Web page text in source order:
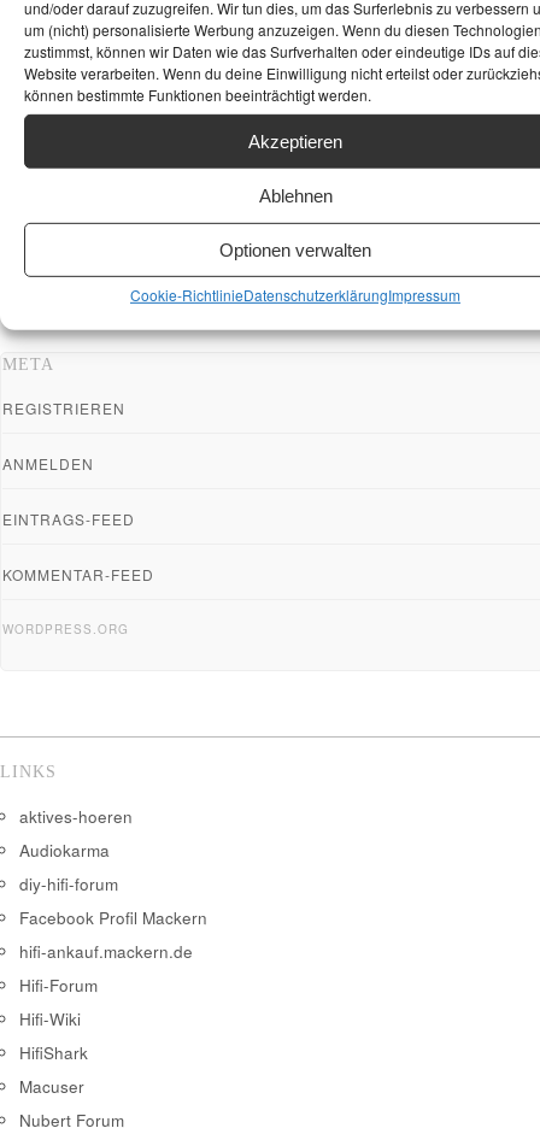
und/oder darauf zuzugreifen. Wir tun dies, um das Surferlebnis zu verbessern
um (nicht) personalisierte Werbung anzuzeigen. Wenn du diesen
zustimmst, können wir Daten wie das Surfverhalten oder eindeutige IDs auf
Website verarbeiten. Wenn du deine Einwilligung nicht erteilst oder
können bestimmte Funktionen beeinträchtigt werden.
Akzeptieren
Ablehnen
Optionen verwalten
Cookie-RichtlinieDatenschutzerklärungImpressum
META
REGISTRIEREN
ANMELDEN
EINTRAGS-FEED
KOMMENTAR-FEED
WORDPRESS.ORG
LINKS
aktives-hoeren
Audiokarma
diy-hifi-forum
Facebook Profil Mackern
hifi-ankauf.mackern.de
Hifi-Forum
Hifi-Wiki
HifiShark
Macuser
Nubert Forum